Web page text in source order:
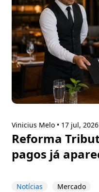
Vinicius Melo • 17 jul, 2026
Reforma
pagos já
Notícias Mercado